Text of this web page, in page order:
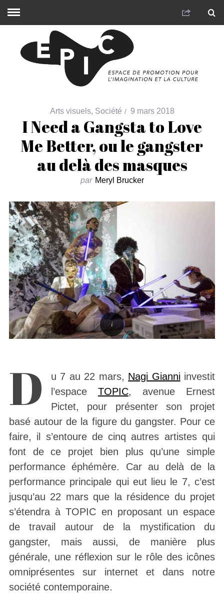
Arts visuels, Société 9 mars 2018
I Need a Gangsta to Love
Me Better, ou le gangster
au delà des masques
par Meryl Brucker
D u 7 au 22 mars, Nagi Gianniinvestit
l’espace TOPIC, avenue Ernest
Pictet, pour présenter son projet
basé autour de la figure du gangster. Pour ce
faire, il s’entoure de cinq autres artistes qui
font de ce projet bien plus qu’une simple
performance éphémère. Car au delà de la
performance principale qui eut lieu le 7, c’est
jusqu’au 22 mars que la résidence du projet
s’étendra à TOPIC en proposant un espace
de travail autour de la mystification du
gangster, mais aussi, de manière plus
générale, une réflexion sur le rôle des icônes
omniprésentes sur internet et dans notre
société contemporaine.